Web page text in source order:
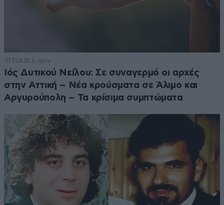
ΥΓΕΙΑ33 λ. πριν
Ιός Δυτικού Νείλου: Σε συναγερμό οι αρχές
στην Αττική – Νέα κρούσματα σε Άλιμο και
Αργυρούπολη – Τα κρίσιμα συμπτώματα